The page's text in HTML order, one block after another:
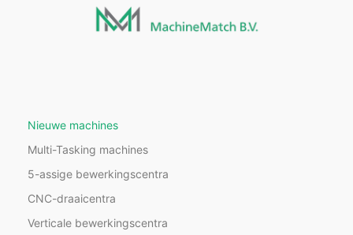
Nieuwe machines
Multi-Tasking machines
5-assige bewerkingscentra
CNC-draaicentra
Verticale bewerkingscentra